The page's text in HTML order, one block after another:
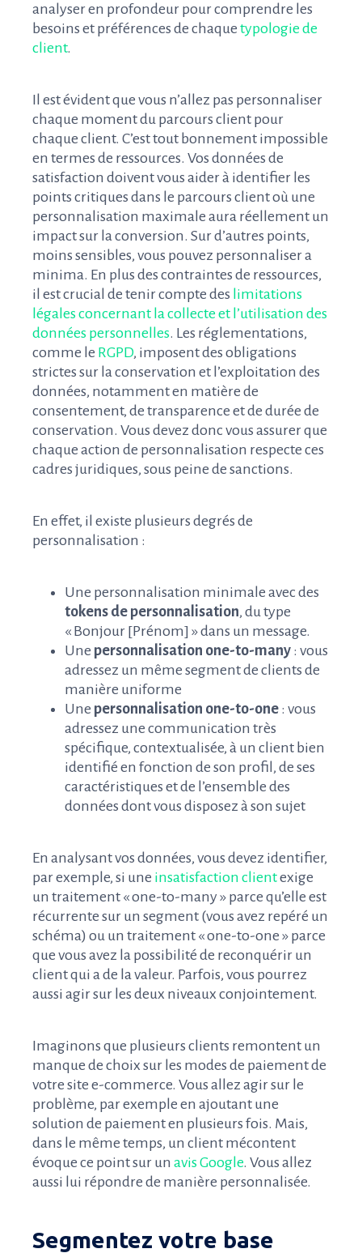
analyser en profondeur pour comprendre les
besoins et préférences de chaque typologie de
client.
Il est évident que vous n’allez pas personnaliser
chaque moment du parcours client pour
chaque client. C’est tout bonnement impossible
en termes de ressources. Vos données de
satisfaction doivent vous aider à identifier les
points critiques dans le parcours client où une
personnalisation maximale aura réellement un
impact sur la conversion. Sur d’autres points,
moins sensibles, vous pouvez personnaliser a
minima. En plus des contraintes de ressources,
il est crucial de tenir compte des limitations
légales concernant la collecte et l’utilisation des
données personnelles. Les réglementations,
comme le RGPD, imposent des obligations
strictes sur la conservation et l’exploitation des
données, notamment en matière de
consentement, de transparence et de durée de
conservation. Vous devez donc vous assurer que
chaque action de personnalisation respecte ces
cadres juridiques, sous peine de sanctions.
En effet, il existe plusieurs degrés de
personnalisation :
Une personnalisation minimale avec des
tokens de personnalisation, du type
« Bonjour [Prénom] » dans un message.
Une personnalisation one-to-many : vous
adressez un même segment de clients de
manière uniforme
Une personnalisation one-to-one : vous
adressez une communication très
spécifique, contextualisée, à un client bien
identifié en fonction de son profil, de ses
caractéristiques et de l’ensemble des
données dont vous disposez à son sujet
En analysant vos données, vous devez identifier,
par exemple, si une insatisfaction clientexige
un traitement « one-to-many » parce qu’elle est
récurrente sur un segment (vous avez repéré un
schéma) ou un traitement « one-to-one » parce
que vous avez la possibilité de reconquérir un
client qui a de la valeur. Parfois, vous pourrez
aussi agir sur les deux niveaux conjointement.
Imaginons que plusieurs clients remontent un
manque de choix sur les modes de paiement de
votre site e-commerce. Vous allez agir sur le
problème, par exemple en ajoutant une
solution de paiement en plusieurs fois. Mais,
dans le même temps, un client mécontent
évoque ce point sur un avis Google. Vous allez
aussi lui répondre de manière personnalisée.
Segmentez votre base